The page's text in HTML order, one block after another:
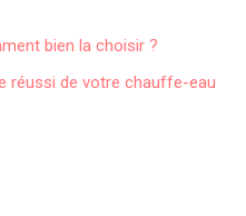
bien la choisir ?
réussi de votre chauffe-eau